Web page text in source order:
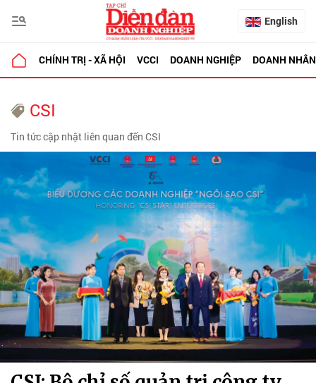
English
CHÍNH TRỊ - XÃ HỘI VCCI DOANH NGHIỆP DOANH NHÂN
CSI
Tin tức cập nhật liên quan đến CSI